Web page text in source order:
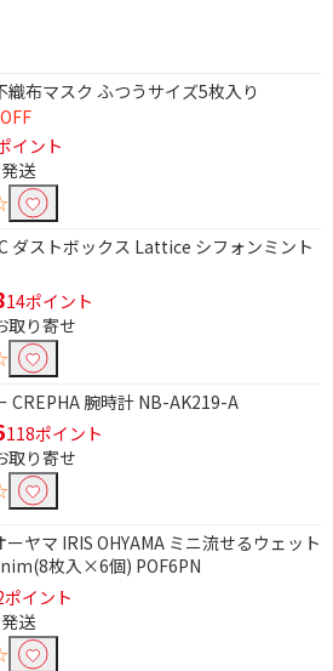
織布マスク ふつうサイズ5枚入り
イント
送
ダストボックス Lattice シフォンミント
14ポイント
取り寄せ
CREPHA 腕時計 NB-AK219-A
118ポイント
取り寄せ
ーヤマ IRIS OHYAMA ミニ流せるウェット
枚入×6個) POF6PN
イント
送
絞り込む
クを入れると、指定したワード
ます。
円